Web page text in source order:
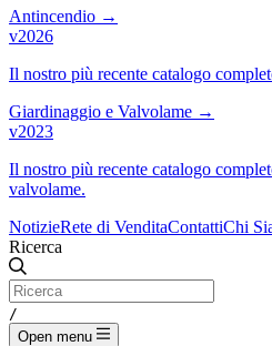
Antincendio →
v2026
Il nostro più recente catalogo
Giardinaggio e Valvolame →
v2023
Il nostro più recente catalogo
valvolame.
NotizieRete di VenditaContattiChi
Ricerca
/
Open menu